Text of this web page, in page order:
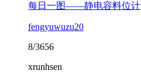
每日一图——静电容料位计
fengyuwuzu20
8/3656
xrunhsen